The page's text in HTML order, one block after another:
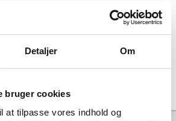
Detaljer Om
bruger cookies
at tilpasse vores indhold og
file_download